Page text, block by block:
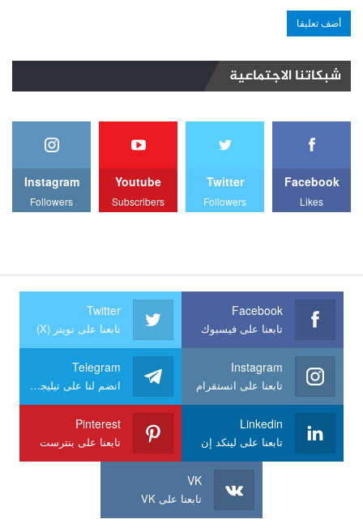
شبكاتنا الاجتماعية
Facebook
Likes
Twitter
Followers
Youtube
Subscribers
Instagram
Followers
Facebook
تابعنا على فيسبوك
Twitter
تابعنا على تويتر (X)
Instagram
تابعنا على انستقرام
Telegram
انضم لنا على تيليجرام
Linkedin
تابعنا على لينكد إن
Pinterest
تابعنا على بنترست
VK
تابعنا على VK